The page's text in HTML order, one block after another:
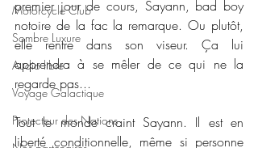
Motorcycle Club
Sombre Luxure
Audio libre
Voyage Galactique
Protecteur des Nations
premier jour de cours, Sayann, bad boy
notoire de la fac la remarque. Ou plutôt,
elle rentre dans son viseur. Ça lui
apprendra à se mêler de ce qui ne la
regarde pas...
Tout le monde craint Sayann. Il est en
liberté conditionnelle, même si personne